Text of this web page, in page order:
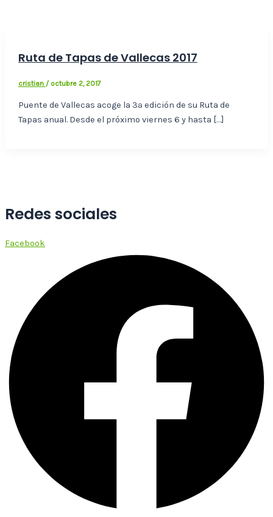
Ruta de Tapas de Vallecas 2017
cristian / octubre 2, 2017
Puente de Vallecas acoge la 3ª edición de su Ruta de
Tapas anual. Desde el próximo viernes 6 y hasta […]
Redes sociales
Facebook